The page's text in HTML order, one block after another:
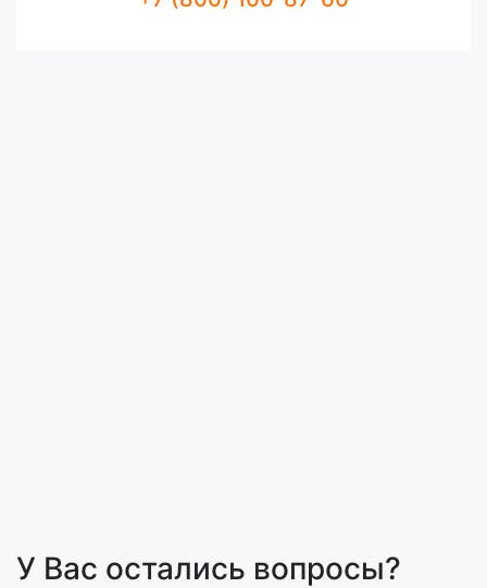
У Вас остались вопросы?